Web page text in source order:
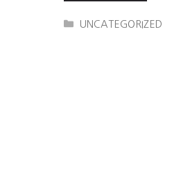
CATEGORIES
UNCATEGORIZED